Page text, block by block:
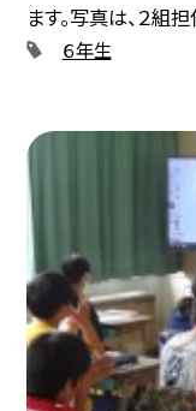
ます。写真は、２組
６年生